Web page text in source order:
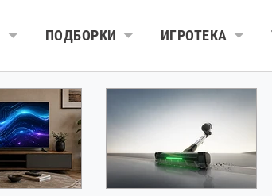
ПОДБОРКИ ИГРОТЕКА